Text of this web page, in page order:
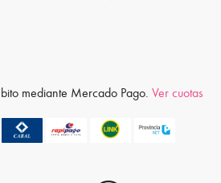
mediante Mercado Pago.Ver cuotas